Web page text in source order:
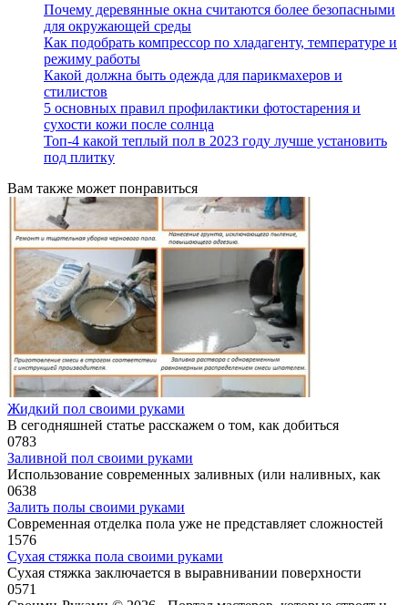
Почему деревянные окна считаются более безопасными
для окружающей среды
Как подобрать компрессор по хладагенту, температуре и
режиму работы
Какой должна быть одежда для парикмахеров и
стилистов
5 основных правил профилактики фотостарения и
сухости кожи после солнца
Топ-4 какой теплый пол в 2023 году лучше установить
под плитку
Вам также может понравиться
Жидкий пол своими руками
В сегодняшней статье расскажем о том, как добиться
0783
Заливной пол своими руками
Использование современных заливных (или наливных, как
0638
Залить полы своими руками
Современная отделка пола уже не представляет сложностей
1 576
Сухая стяжка пола своими руками
Сухая стяжка заключается в выравнивании поверхности
0571